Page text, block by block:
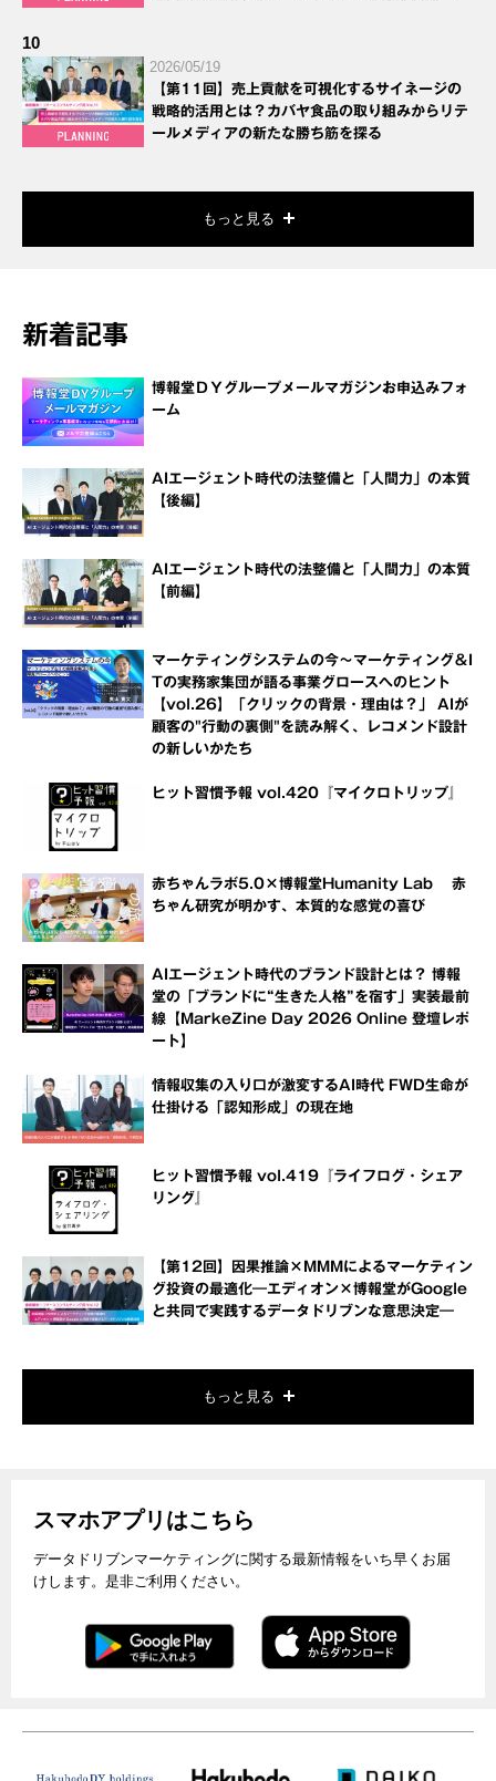
10
2026/05/19
【第11回】売上貢献を可視化するサイネージの
戦略的活用とは？カバヤ食品の取り組みからリテ
ールメディアの新たな勝ち筋を探る
もっと見る
新着記事
博報堂ＤＹグループメールマガジンお申込みフォ
ーム
AIエージェント時代の法整備と「人間力」の本質
【後編】
AIエージェント時代の法整備と「人間力」の本質
【前編】
マーケティングシステムの今～マーケティング＆I
Tの実務家集団が語る事業グロースへのヒント
【vol.26】「クリックの背景・理由は？」 AIが
顧客の"行動の裏側"を読み解く、レコメンド設計
の新しいかたち
ヒット習慣予報 vol.420『マイクロトリップ』
赤ちゃんラボ5.0×博報堂Humanity Lab 赤
ちゃん研究が明かす、本質的な感覚の喜び
AIエージェント時代のブランド設計とは？ 博報
堂の「ブランドに“生きた人格”を宿す」実装最前
線【MarkeZine Day 2026 Online 登壇レポ
ート】
情報収集の入り口が激変するAI時代 FWD生命が
仕掛ける「認知形成」の現在地
ヒット習慣予報 vol.419『ライフログ・シェア
リング』
【第12回】因果推論×MMMによるマーケティン
グ投資の最適化―エディオン×博報堂がGoogle
と共同で実践するデータドリブンな意思決定―
もっと見る
スマホアプリはこちら
データドリブンマーケティングに関する最新情報をいち早くお届
けします。是非ご利用ください。